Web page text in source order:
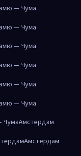
— Чума
— Чума
— Чума
— Чума
— Чума
— Чума
ЧумаАмстердам
Амстердам